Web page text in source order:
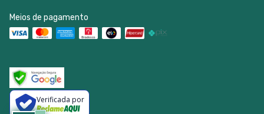
Meios de pagamento
Verificada por